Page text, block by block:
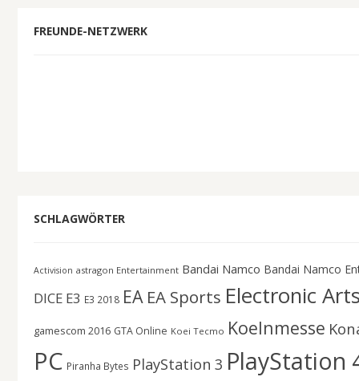
FREUNDE-NETZWERK
SCHLAGWÖRTER
Activision astragon Entertainment Bandai Namco Bandai Namco
DICE E3 E3 2018 EA EA Sports Electronic
gamescom 2016 GTA Online Koei Tecmo Koelnmesse
PC Piranha Bytes PlayStation 3 PlayStation